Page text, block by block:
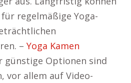
regelmäßige Yoga-
– Yoga Kamen
günstige Optionen sind
vor allem auf Video-